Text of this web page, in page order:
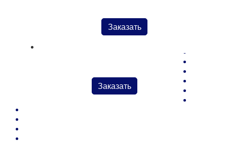
Заказать
Гвоздь ручной GRUPPINO для затяжки обуви
Заказать